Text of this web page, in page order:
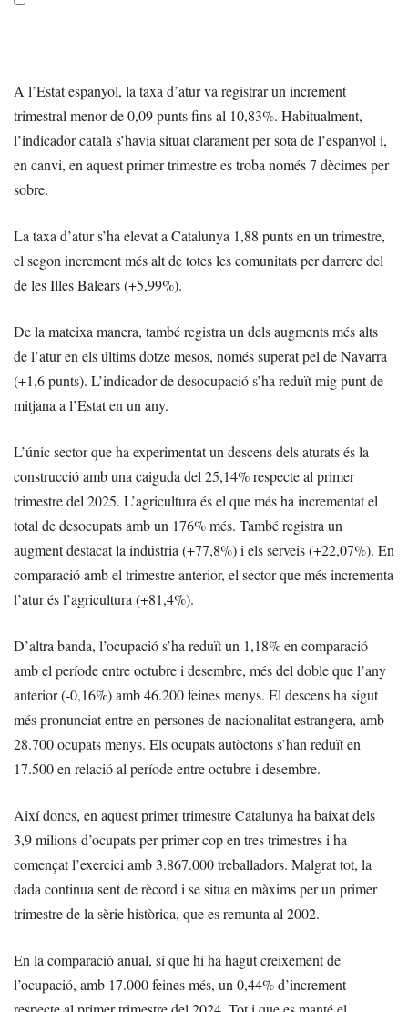
A l’Estat espanyol, la taxa d’atur va registrar un increment
trimestral menor de 0,09 punts fins al 10,83%. Habitualment,
l’indicador català s’havia situat clarament per sota de l’espanyol i,
en canvi, en aquest primer trimestre es troba només 7 dècimes per
sobre.
La taxa d’atur s’ha elevat a Catalunya 1,88 punts en un trimestre,
el segon increment més alt de totes les comunitats per darrere del
de les Illes Balears (+5,99%).
De la mateixa manera, també registra un dels augments més alts
de l’atur en els últims dotze mesos, només superat pel de Navarra
(+1,6 punts). L’indicador de desocupació s’ha reduït mig punt de
mitjana a l’Estat en un any.
L’únic sector que ha experimentat un descens dels aturats és la
construcció amb una caiguda del 25,14% respecte al primer
trimestre del 2025. L’agricultura és el que més ha incrementat el
total de desocupats amb un 176% més. També registra un
augment destacat la indústria (+77,8%) i els serveis (+22,07%). En
comparació amb el trimestre anterior, el sector que més incrementa
l’atur és l’agricultura (+81,4%).
D’altra banda, l’ocupació s’ha reduït un 1,18% en comparació
amb el període entre octubre i desembre, més del doble que l’any
anterior (-0,16%) amb 46.200 feines menys. El descens ha sigut
més pronunciat entre en persones de nacionalitat estrangera, amb
28.700 ocupats menys. Els ocupats autòctons s’han reduït en
17.500 en relació al període entre octubre i desembre.
Així doncs, en aquest primer trimestre Catalunya ha baixat dels
3,9 milions d’ocupats per primer cop en tres trimestres i ha
començat l’exercici amb 3.867.000 treballadors. Malgrat tot, la
dada continua sent de rècord i se situa en màxims per un primer
trimestre de la sèrie històrica, que es remunta al 2002.
En la comparació anual, sí que hi ha hagut creixement de
l’ocupació, amb 17.000 feines més, un 0,44% d’increment